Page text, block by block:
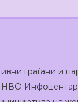
граѓани и
НВО